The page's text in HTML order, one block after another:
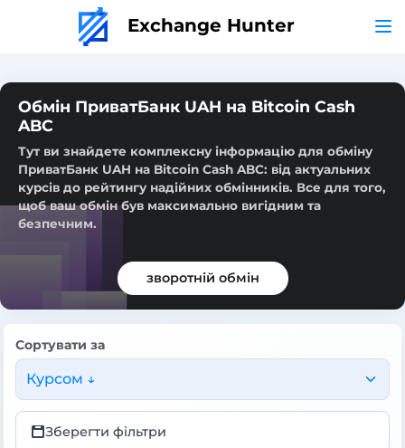
Exchange Hunter
Обмін ПриватБанк UAH на Bitcoin Cash
ABC
Тут ви знайдете комплексну інформацію для обміну
ПриватБанк UAH на Bitcoin Cash ABC: від актуальних
курсів до рейтингу надійних обмінників. Все для того,
щоб ваш обмін був максимально вигідним та
безпечним.
зворотній обмін
Сортувати за
Курсом ↓
Зберегти фільтри